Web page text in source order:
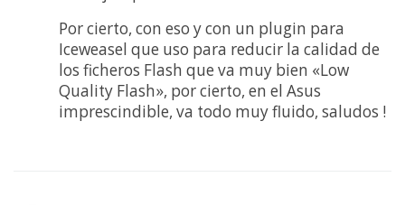
Por cierto, con eso y con un plugin para
Iceweasel que uso para reducir la calidad de
los ficheros Flash que va muy bien «Low
Quality Flash», por cierto, en el Asus
imprescindible, va todo muy fluido, saludos !